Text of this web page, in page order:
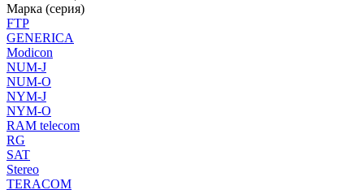
Марка (серия)
FTP
GENERICA
Modicon
NUM-J
NUM-O
NYM-J
NYM-O
RAM telecom
RG
SAT
Stereo
TERACOM